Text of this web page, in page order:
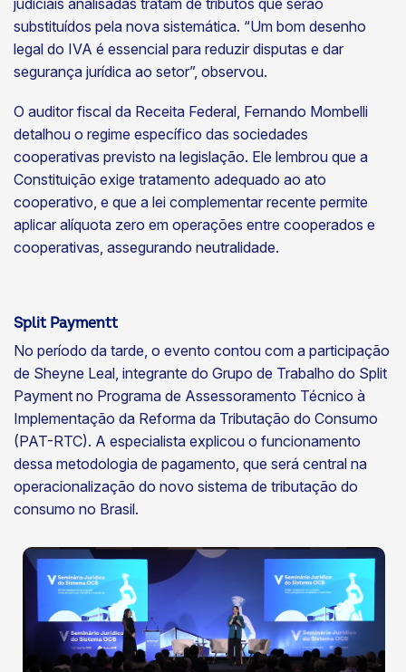
judiciais analisadas tratam de tributos que serão
substituídos pela nova sistemática. “Um bom desenho
legal do IVA é essencial para reduzir disputas e dar
segurança jurídica ao setor”, observou.
O auditor fiscal da Receita Federal, Fernando Mombelli
detalhou o regime específico das sociedades
cooperativas previsto na legislação. Ele lembrou que a
Constituição exige tratamento adequado ao ato
cooperativo, e que a lei complementar recente permite
aplicar alíquota zero em operações entre cooperados e
cooperativas, assegurando neutralidade.
Split Paymentt
No período da tarde, o evento contou com a participação
de Sheyne Leal, integrante do Grupo de Trabalho do Split
Payment no Programa de Assessoramento Técnico à
Implementação da Reforma da Tributação do Consumo
(PAT-RTC). A especialista explicou o funcionamento
dessa metodologia de pagamento, que será central na
operacionalização do novo sistema de tributação do
consumo no Brasil.